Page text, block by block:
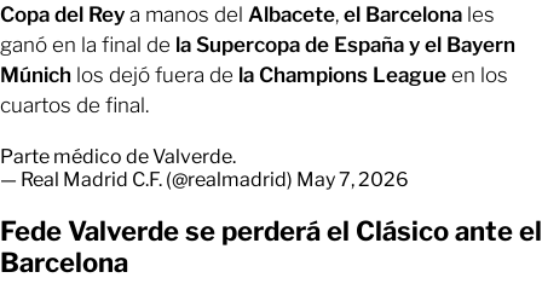
Copa del Rey a manos del Albacete, el Barcelona les
ganó en la final de la Supercopa de España y el Bayern
Múnich los dejó fuera de la Champions League en los
cuartos de final.
Parte médico de Valverde.
— Real Madrid C.F. (@realmadrid) May 7, 2026
Fede Valverde se perderá el Clásico ante el
Barcelona